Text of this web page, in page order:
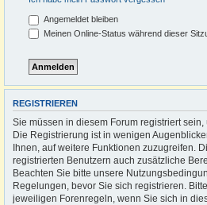
Angemeldet bleiben
Meinen Online-Status während dieser
REGISTRIEREN
Sie müssen in diesem Forum registriert sein,
Die Registrierung ist in wenigen
Ihnen, auf weitere Funktionen zuzugreifen.
registrierten Benutzern auch zusätzliche
Beachten Sie bitte unsere
Regelungen, bevor Sie sich registrieren.
jeweiligen Forenregeln, wenn Sie sich in